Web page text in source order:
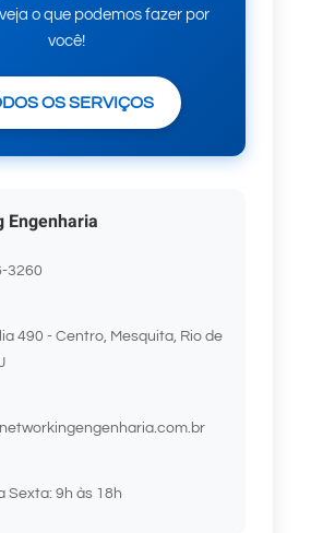
o que podemos fazer por
você!
OS SERVIÇOS
Engenharia
3260
490 - Centro, Mesquita, Rio de
Sexta: 9h às 18h